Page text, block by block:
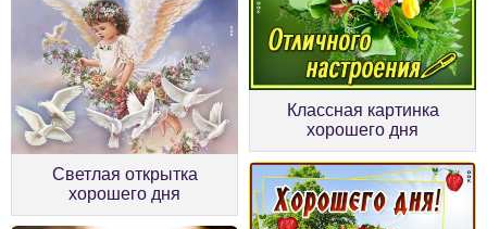
Светлая открытка
хорошего дня
Классная картинка
хорошего дня